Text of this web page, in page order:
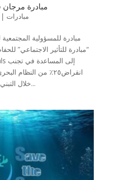
مبادرة مرجان
مبادرات
مبادرة للمسؤولية
“مبادرة للتأثير الاجتماعي”
خلال التبني والاستثمار والاستفادة. يمكنك...